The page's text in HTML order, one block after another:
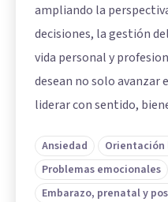
ampliando la
decisiones, la gestión
vida personal y
desean no solo avanzar
liderar con sentido,
Ansiedad
Problemas emocionales
Embarazo, prenatal y